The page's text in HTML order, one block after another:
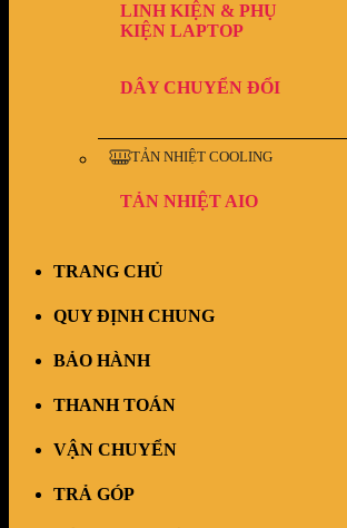
LINH KIỆN & PHỤ
KIỆN LAPTOP
DÂY CHUYỂN ĐỔI
TẢN NHIỆT COOLING
TẢN NHIỆT AIO
TRANG CHỦ
QUY ĐỊNH CHUNG
BẢO HÀNH
THANH TOÁN
VẬN CHUYỂN
TRẢ GÓP